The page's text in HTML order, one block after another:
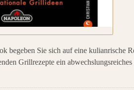
begeben Sie sich auf eine kulianrische
Grillrezepte ein